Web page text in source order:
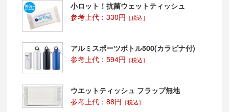
小ロット！抗菌ウェットティッシュ
参考上代：330円 ［税込］
アルミスポーツボトル500(カラビナ付)
参考上代：594円 ［税込］
ウエットティッシュ フラップ無地
参考上代：88円 ［税込］